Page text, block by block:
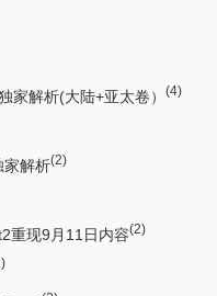
家解析(大陆+亚太卷） (4)
家解析(2)
重现9月11日内容(2)